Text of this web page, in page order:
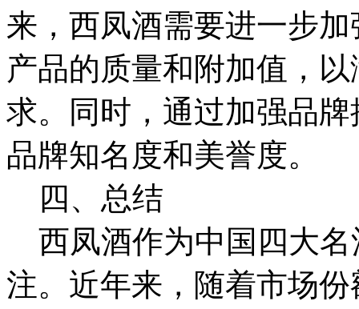
来，西凤酒需要进一步
产品的质量和附加值，
求。同时，通过加强品
品牌知名度和美誉度。
四、总结
西凤酒作为中国四大名
注。近年来，随着市场